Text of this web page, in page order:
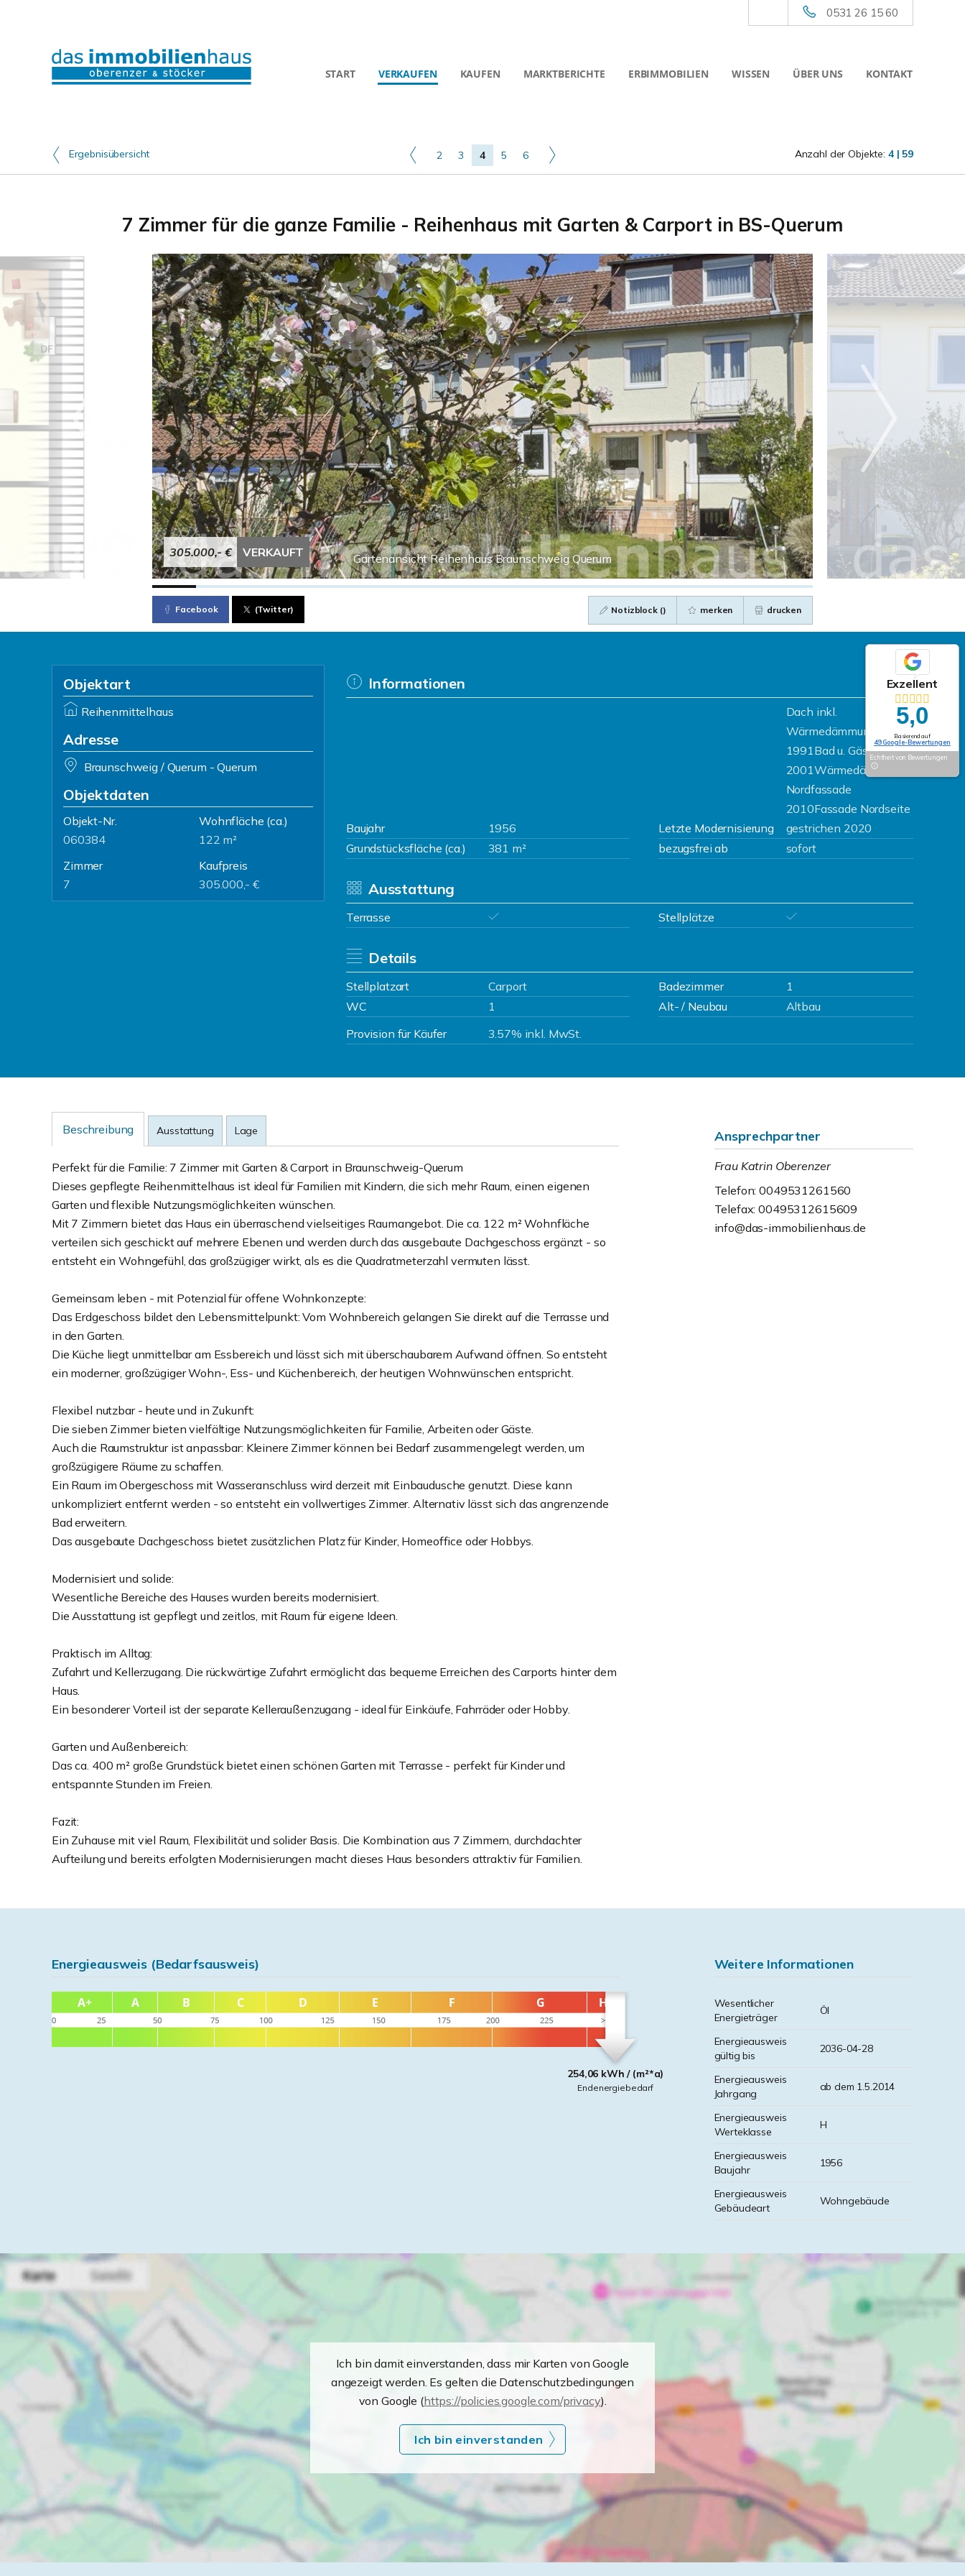
0531 26 15 60
START VERKAUFEN KAUFEN MARKTBERICHTE ERBIMMOBILIEN WISSEN ÜBER UNS KONTAKT
Ergebnisübersicht 2 3 4 5 6 Anzahl der Objekte: 4 | 59
7 Zimmer für die ganze Familie - Reihenhaus mit Garten & Carport in BS-Querum
Gartenansicht Reihenhaus Braunschweig Querum
305.000,- € VERKAUFT
Facebook (Twitter) Notizblock () merken drucken
Objektart
Reihenmittelhaus
Adresse
Braunschweig / Querum - Querum
Objektdaten
Objekt-Nr.
060384
Wohnfläche (ca.)
122 m²
Zimmer
7
Kaufpreis
305.000,- €
Informationen
Baujahr 1956 Letzte Modernisierung
Dach inkl.
Wärmedämmung
1991Bad u. Gäste WC
2001Wärmedämmung
Nordfassade
2010Fassade Nordseite
gestrichen 2020
Grundstücksfläche (ca.)
381 m² bezugsfrei ab sofort
Ausstattung
Terrasse Stellplätze
Details
Stellplatzart Carport Badezimmer
1
WC
1 Alt- / Neubau
Altbau
Provision für Käufer
3.57% inkl. MwSt.
Beschreibung Ausstattung Lage
Perfekt für die Familie: 7 Zimmer mit Garten & Carport in Braunschweig-Querum
Dieses gepflegte Reihenmittelhaus ist ideal für Familien mit Kindern, die sich mehr Raum, einen eigenen
Garten und flexible Nutzungsmöglichkeiten wünschen.
Mit 7 Zimmern bietet das Haus ein überraschend vielseitiges Raumangebot. Die ca. 122 m² Wohnfläche
verteilen sich geschickt auf mehrere Ebenen und werden durch das ausgebaute Dachgeschoss ergänzt - so
entsteht ein Wohngefühl, das großzügiger wirkt, als es die Quadratmeterzahl vermuten lässt.
Gemeinsam leben - mit Potenzial für offene Wohnkonzepte:
Das Erdgeschoss bildet den Lebensmittelpunkt: Vom Wohnbereich gelangen Sie direkt auf die Terrasse und
in den Garten.
Die Küche liegt unmittelbar am Essbereich und lässt sich mit überschaubarem Aufwand öffnen. So entsteht
ein moderner, großzügiger Wohn-, Ess- und Küchenbereich, der heutigen Wohnwünschen entspricht.
Flexibel nutzbar - heute und in Zukunft:
Die sieben Zimmer bieten vielfältige Nutzungsmöglichkeiten für Familie, Arbeiten oder Gäste.
Auch die Raumstruktur ist anpassbar: Kleinere Zimmer können bei Bedarf zusammengelegt werden, um
großzügigere Räume zu schaffen.
Ein Raum im Obergeschoss mit Wasseranschluss wird derzeit mit Einbaudusche genutzt. Diese kann
unkompliziert entfernt werden - so entsteht ein vollwertiges Zimmer. Alternativ lässt sich das angrenzende
Bad erweitern.
Das ausgebaute Dachgeschoss bietet zusätzlichen Platz für Kinder, Homeoffice oder Hobbys.
Modernisiert und solide:
Wesentliche Bereiche des Hauses wurden bereits modernisiert.
Die Ausstattung ist gepflegt und zeitlos, mit Raum für eigene Ideen.
Praktisch im Alltag:
Zufahrt und Kellerzugang. Die rückwärtige Zufahrt ermöglicht das bequeme Erreichen des Carports hinter dem
Haus.
Ein besonderer Vorteil ist der separate Kelleraußenzugang - ideal für Einkäufe, Fahrräder oder Hobby.
Garten und Außenbereich:
Das ca. 400 m² große Grundstück bietet einen schönen Garten mit Terrasse - perfekt für Kinder und
entspannte Stunden im Freien.
Fazit:
Ein Zuhause mit viel Raum, Flexibilität und solider Basis. Die Kombination aus 7 Zimmern, durchdachter
Aufteilung und bereits erfolgten Modernisierungen macht dieses Haus besonders attraktiv für Familien.
Ansprechpartner
Frau Katrin Oberenzer
Telefon: 0049531261560
Telefax: 00495312615609
info@das-immobilienhaus.de
Energieausweis (Bedarfsausweis)
254,06 kWh / (m²*a)
Endenergiebedarf
Weitere Informationen
Wesentlicher
Energieträger
Öl
Energieausweis
gültig bis
2036-04-28
Energieausweis
Jahrgang
ab dem 1.5.2014
Energieausweis
Werteklasse
H
Energieausweis
Baujahr
1956
Energieausweis
Gebäudeart
Wohngebäude
Ich bin damit einverstanden, dass mir Karten von Google
angezeigt werden. Es gelten die Datenschutzbedingungen
von Google (https://policies.google.com/privacy).
Ich bin einverstanden
Exzellent
5,0
Basierend auf
49 Google-Bewertungen
Echtheit von Bewertungen